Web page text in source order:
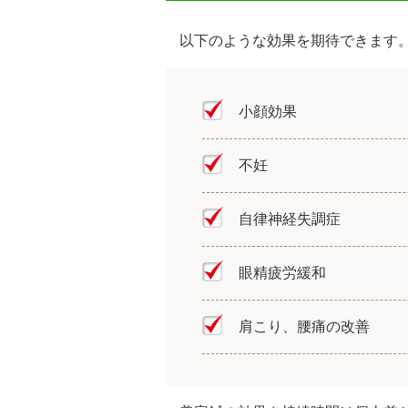
以下のような効果を期待できます
小顔効果
不妊
自律神経失調症
眼精疲労緩和
肩こり、腰痛の改善